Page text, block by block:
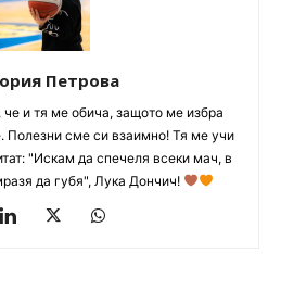
Петрова
и тя ме обича, защото ме избра
Полезни сме си взаимно! Тя ме учи
"Искам да спечеля всеки мач, в
да губя", Лука Дончич!